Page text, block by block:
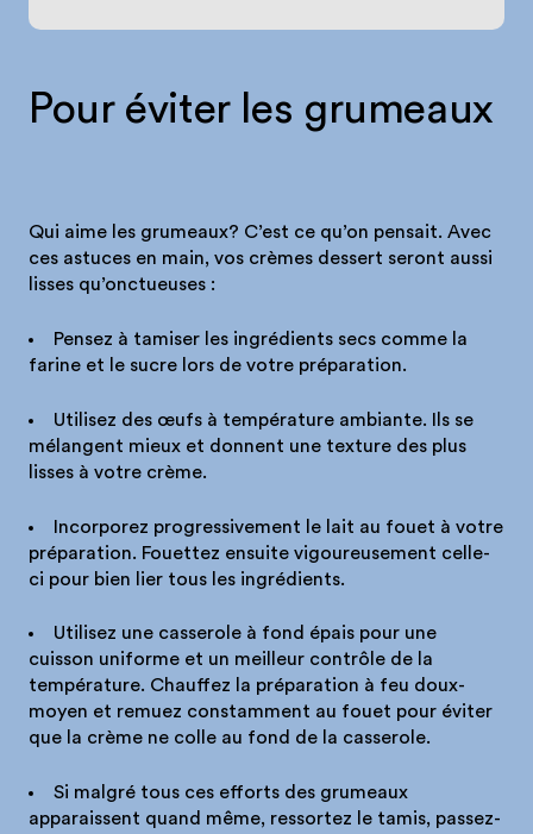
Pour éviter les grumeaux
Qui aime les grumeaux? C’est ce qu’on pensait. Avec
ces astuces en main, vos crèmes dessert seront aussi
lisses qu’onctueuses :
Pensez à tamiser les ingrédients secs comme la
farine et le sucre lors de votre préparation.
Utilisez des œufs à température ambiante. Ils se
mélangent mieux et donnent une texture des plus
lisses à votre crème.
Incorporez progressivement le lait au fouet à votre
préparation. Fouettez ensuite vigoureusement celle-
ci pour bien lier tous les ingrédients.
Utilisez une casserole à fond épais pour une
cuisson uniforme et un meilleur contrôle de la
température. Chauffez la préparation à feu doux-
moyen et remuez constamment au fouet pour éviter
que la crème ne colle au fond de la casserole.
Si malgré tous ces efforts des grumeaux
apparaissent quand même, ressortez le tamis, passez-